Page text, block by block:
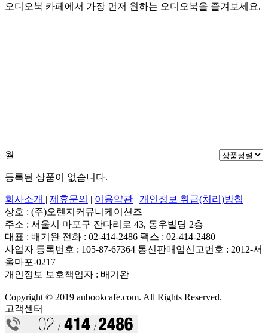
오디오북 카페에서 가장 먼저 원하는 오디오북을 즐겨보세요.
월
등록된 상품이 없습니다.
회사소개 | 제휴문의 | 이용약관 | 개인정보 취급(처리)방침
상호 : (주)오렌지커뮤니케이션즈
주소 : 서울시 마포구 잔다리로 43, 동우빌딩 2층
대표 : 배기완 전화 : 02-414-2486 팩스 : 02-414-2480
사업자 등록번호 : 105-87-67364 통신판매업신고번호 : 2012-서
울마포-0217
개인정보 보호책임자 : 배기완
Copyright © 2019 aubookcafe.com. All Rights Reserved.
고객센터